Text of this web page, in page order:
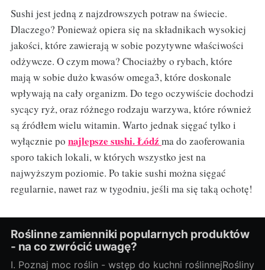
Sushi jest jedną z najzdrowszych potraw na świecie.
Dlaczego? Ponieważ opiera się na składnikach wysokiej
jakości, które zawierają w sobie pozytywne właściwości
odżywcze. O czym mowa? Chociażby o rybach, które
mają w sobie dużo kwasów omega3, które doskonale
wpływają na cały organizm. Do tego oczywiście dochodzi
sycący ryż, oraz różnego rodzaju warzywa, które również
są źródłem wielu witamin. Warto jednak sięgać tylko i
wyłącznie po najlepsze sushi. Łódź ma do zaoferowania
sporo takich lokali, w których wszystko jest na
najwyższym poziomie. Po takie sushi można sięgać
regularnie, nawet raz w tygodniu, jeśli ma się taką ochotę!
Roślinne zamienniki popularnych produktów
- na co zwrócić uwagę?
I. Poznaj moc roślin - wstęp do kuchni roślinnejRośliny